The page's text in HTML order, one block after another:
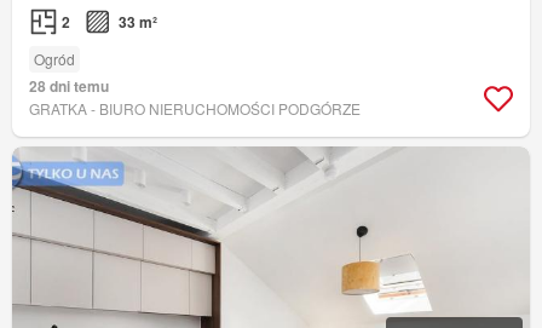
2 33 m²
Ogród
28 dni temu
GRATKA - BIURO NIERUCHOMOŚCI PODGÓRZE